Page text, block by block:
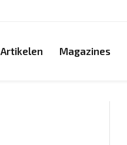
Artikelen Magazines